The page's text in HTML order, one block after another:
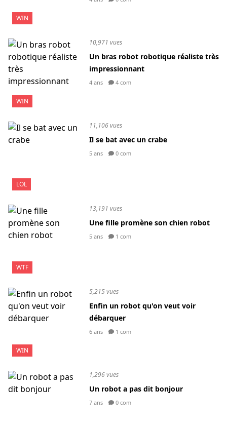
WIN
WIN
10,971 vues
Un bras robot robotique réaliste très
impressionnant
4 ans 4 com
LOL
11,106 vues
Il se bat avec un crabe
5 ans 0 com
WTF
13,191 vues
Une fille promène son chien robot
5 ans 1 com
WIN
5,215 vues
Enfin un robot qu'on veut voir
débarquer
6 ans 1 com
1,296 vues
Un robot a pas dit bonjour
7 ans 0 com